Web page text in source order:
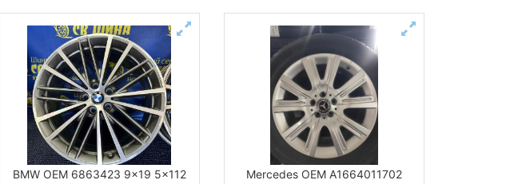
BMW OEM 6863423 9x19 5x112
Mercedes OEM A1664011702